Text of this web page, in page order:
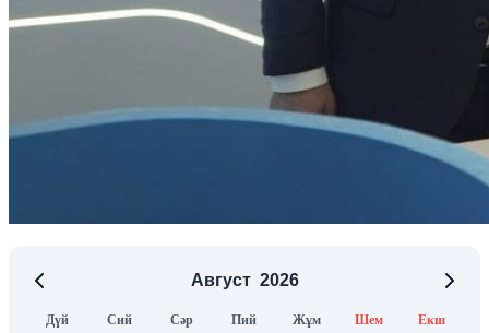
Август 2026
Дүй Сий Сәр Пий Жұм Шем Екш